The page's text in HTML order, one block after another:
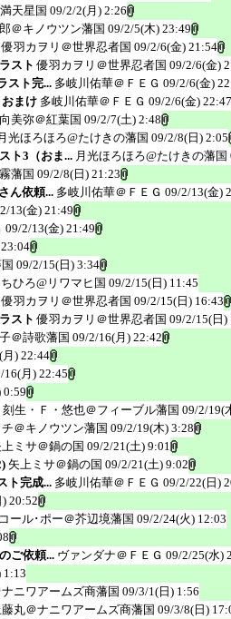
天星国 09/2/2(月) 2:26
＠キノウツン藩国 09/2/5(木) 23:49
優羽カヲリ＠世界忍者国 09/2/6(金) 21:54
スト 優羽カヲリ＠世界忍者国 09/2/6(金)
スト完... 多岐川佑華＠ＦＥＧ 09/2/6(金)
まけ 多岐川佑華＠ＦＥＧ 09/2/6(金) 22:47
美弥＠紅葉国 09/2/7(土) 2:48
月光ほろほろ@たけきの藩国 09/2/8(日) 2:05
ト3（おま... 月光ほろほろ@たけきの藩国
藩国 09/2/8(日) 21:23
ん依頼... 多岐川佑華＠ＦＥＧ 09/2/13(金)
13(金) 21:49
09/2/13(金) 21:49
09/2/15(日) 3:34
ちひろ@リワマヒ国 09/2/15(日) 11:45
優羽カヲリ＠世界忍者国 09/2/15(日) 16:43
スト 優羽カヲリ＠世界忍者国 09/2/15(日)
＠詩歌藩国 09/2/16(月) 22:42
) 22:44
16(月) 22:45
0:59
刻生・Ｆ・悠也＠フィーブル藩国 09/2/19(
＠キノウツン藩国 09/2/19(木) 3:28
上ミサ＠鍋の国 09/2/21(土) 9:01
矢上ミサ＠鍋の国 09/2/21(土) 9:02
ト完成... 多岐川佑華＠ＦＥＧ 09/2/22(日)
20:52
コール･ポー＠芥辺境藩国 09/2/24(火) 12:03
ご依頼... ヴァンダナ＠ＦＥＧ 09/2/25(水)
1:13
ニワアームズ商藩国 09/3/1(日) 1:56
丸＠ナニワアームズ商藩国 09/3/8(日)